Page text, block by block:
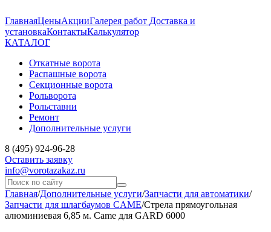
ГлавнаяЦеныАкцииГалерея работ Доставка и
установкаКонтактыКалькулятор
КАТАЛОГ
Откатные ворота
Распашные ворота
Секционные ворота
Рольворота
Рольставни
Ремонт
Дополнительные услуги
8 (495) 924-96-28
Оставить заявку
info@vorotazakaz.ru
Главная/Дополнительные услуги/Запчасти для автоматики/
Запчасти для шлагбаумов CAME/Стрела прямоугольная
алюминиевая 6,85 м. Came для GARD 6000